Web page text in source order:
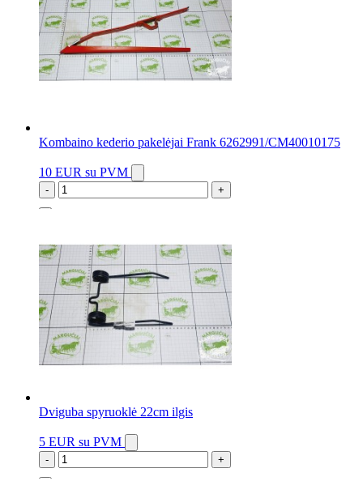
Kombaino kederio pakelėjai Frank 6262991/CM40010175
10 EUR su PVM
- +
Dviguba spyruoklė 22cm ilgis
5 EUR su PVM
- +